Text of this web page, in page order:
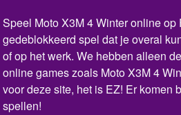
Speel Moto X3M 4 Winter online op
gedeblokkeerd spel dat je overal
of op het werk. We hebben alleen
online games zoals Moto X3M 4
voor deze site, het is EZ! Er komen
spellen!